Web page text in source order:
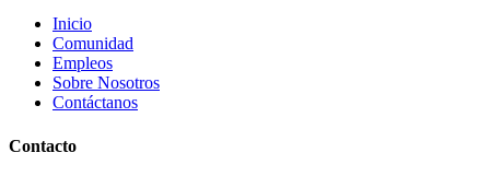
Inicio
Comunidad
Empleos
Sobre Nosotros
Contáctanos
Contacto